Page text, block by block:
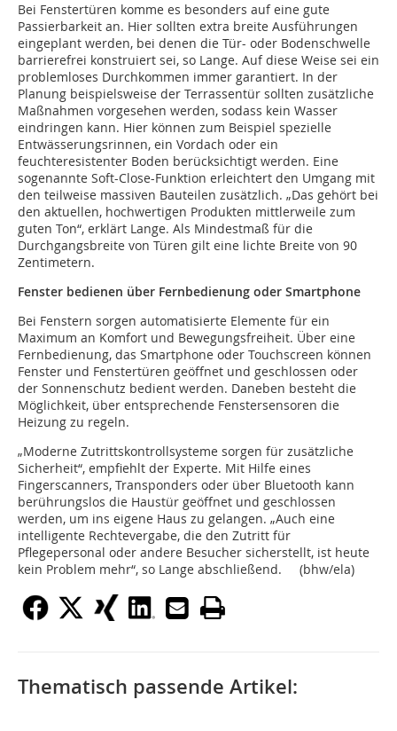
Bei Fenstertüren komme es besonders auf eine gute
Passierbarkeit an. Hier sollten extra breite Ausführungen
eingeplant werden, bei denen die Tür- oder Bodenschwelle
barrierefrei konstruiert sei, so Lange. Auf diese Weise sei ein
problemloses Durchkommen immer garantiert. In der
Planung beispielsweise der Terrassentür sollten zusätzliche
Maßnahmen vorgesehen werden, sodass kein Wasser
eindringen kann. Hier können zum Beispiel spezielle
Entwässerungsrinnen, ein Vordach oder ein
feuchteresistenter Boden berücksichtigt werden. Eine
sogenannte Soft-Close-Funktion erleichtert den Umgang mit
den teilweise massiven Bauteilen zusätzlich. „Das gehört bei
den aktuellen, hochwertigen Produkten mittlerweile zum
guten Ton“, erklärt Lange. Als Mindestmaß für die
Durchgangsbreite von Türen gilt eine lichte Breite von 90
Zentimetern.
Fenster bedienen über Fernbedienung oder Smartphone
Bei Fenstern sorgen automatisierte Elemente für ein
Maximum an Komfort und Bewegungsfreiheit. Über eine
Fernbedienung, das Smartphone oder Touchscreen können
Fenster und Fenstertüren geöffnet und geschlossen oder
der Sonnenschutz bedient werden. Daneben besteht die
Möglichkeit, über entsprechende Fenstersensoren die
Heizung zu regeln.
„Moderne Zutrittskontrollsysteme sorgen für zusätzliche
Sicherheit“, empfiehlt der Experte. Mit Hilfe eines
Fingerscanners, Transponders oder über Bluetooth kann
berührungslos die Haustür geöffnet und geschlossen
werden, um ins eigene Haus zu gelangen. „Auch eine
intelligente Rechtevergabe, die den Zutritt für
Pflegepersonal oder andere Besucher sicherstellt, ist heute
kein Problem mehr“, so Lange abschließend. (bhw/ela)
Thematisch passende Artikel: